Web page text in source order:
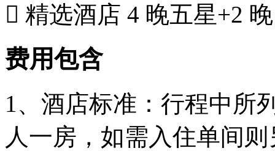
 精选酒店 4 晚五星+2
费用包含
1、酒店标准：行程中所
人一房，如需入住单间